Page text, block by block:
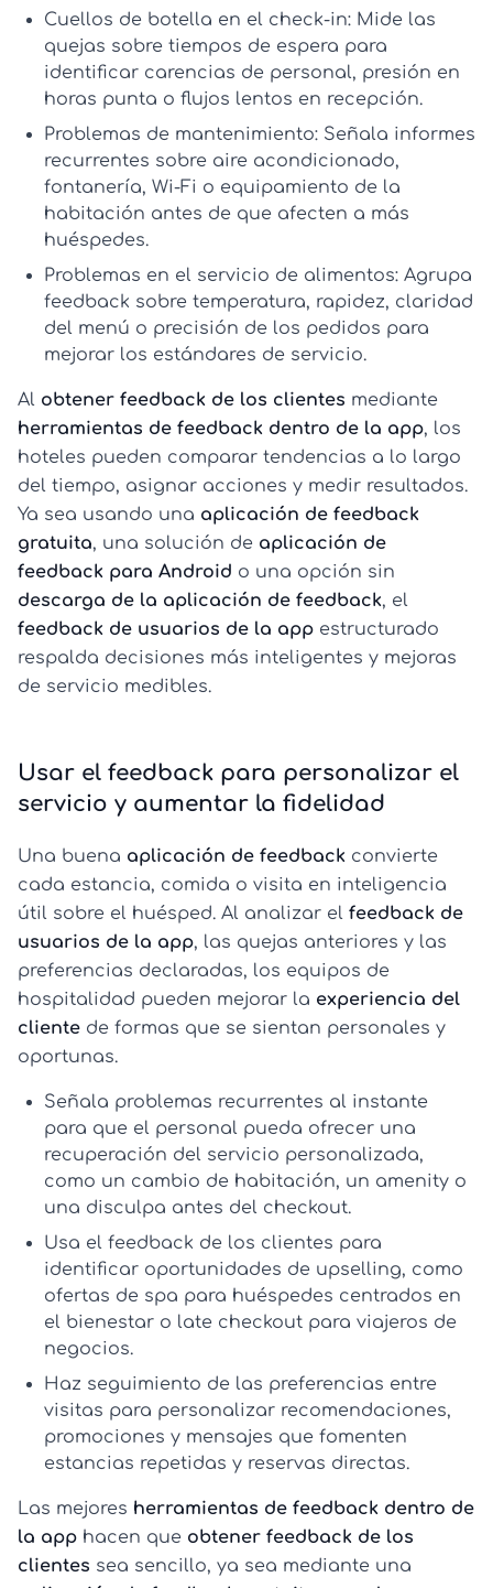
Cuellos de botella en el check-in: Mide las
quejas sobre tiempos de espera para
identificar carencias de personal, presión en
horas punta o flujos lentos en recepción.
Problemas de mantenimiento: Señala informes
recurrentes sobre aire acondicionado,
fontanería, Wi‑Fi o equipamiento de la
habitación antes de que afecten a más
huéspedes.
Problemas en el servicio de alimentos: Agrupa
feedback sobre temperatura, rapidez, claridad
del menú o precisión de los pedidos para
mejorar los estándares de servicio.
Al obtener feedback de los clientes mediante
herramientas de feedback dentro de la app, los
hoteles pueden comparar tendencias a lo largo
del tiempo, asignar acciones y medir resultados.
Ya sea usando una aplicación de feedback
gratuita, una solución de aplicación de
feedback para Android o una opción sin
descarga de la aplicación de feedback, el
feedback de usuarios de la app estructurado
respalda decisiones más inteligentes y mejoras
de servicio medibles.
Usar el feedback para personalizar el
servicio y aumentar la fidelidad
Una buena aplicación de feedback convierte
cada estancia, comida o visita en inteligencia
útil sobre el huésped. Al analizar el feedback de
usuarios de la app, las quejas anteriores y las
preferencias declaradas, los equipos de
hospitalidad pueden mejorar la experiencia del
cliente de formas que se sientan personales y
oportunas.
Señala problemas recurrentes al instante
para que el personal pueda ofrecer una
recuperación del servicio personalizada,
como un cambio de habitación, un amenity o
una disculpa antes del checkout.
Usa el feedback de los clientes para
identificar oportunidades de upselling, como
ofertas de spa para huéspedes centrados en
el bienestar o late checkout para viajeros de
negocios.
Haz seguimiento de las preferencias entre
visitas para personalizar recomendaciones,
promociones y mensajes que fomenten
estancias repetidas y reservas directas.
Las mejores herramientas de feedback dentro de
la app hacen que obtener feedback de los
clientes sea sencillo, ya sea mediante una